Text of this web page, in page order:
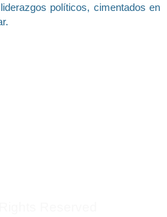
políticos, cimentados en